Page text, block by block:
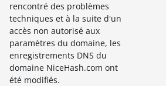
rencontré des problèmes
techniques et à la suite d'un
accès non autorisé aux
paramètres du domaine, les
enregistrements DNS du
domaine NiceHash.com ont
été modifiés.